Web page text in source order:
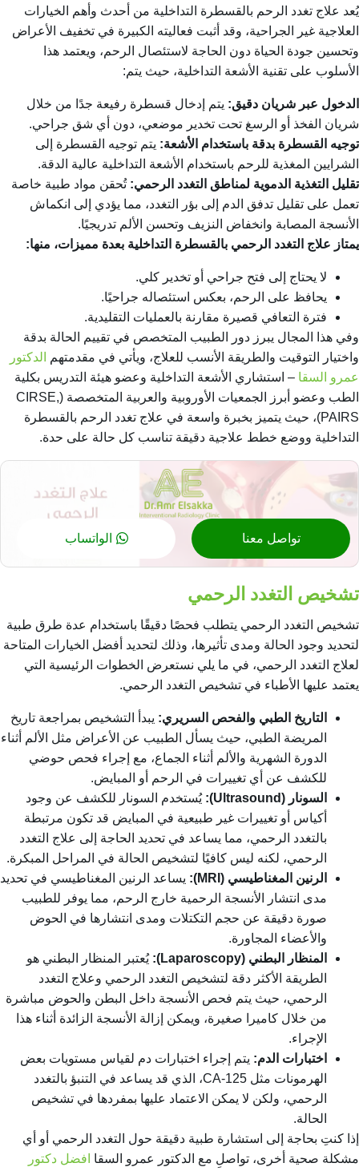
يُعد علاج تغدد الرحم بالقسطرة التداخلية من أحدث وأهم الخيارات
العلاجية غير الجراحية، وقد أثبت فعاليته الكبيرة في تخفيف الأعراض
وتحسين جودة الحياة دون الحاجة لاستئصال الرحم، ويعتمد هذا
الأسلوب على تقنية الأشعة التداخلية، حيث يتم:
الدخول عبر شريان دقيق: يتم إدخال قسطرة رفيعة جدًا من خلال
شريان الفخذ أو الرسغ تحت تخدير موضعي، دون أي شق جراحي.
توجيه القسطرة بدقة باستخدام الأشعة: يتم توجيه القسطرة إلى
الشرايين المغذية للرحم باستخدام الأشعة التداخلية عالية الدقة.
تقليل التغذية الدموية لمناطق التغدد الرحمي: تُحقن مواد طبية خاصة
تعمل على تقليل تدفق الدم إلى بؤر التغدد، مما يؤدي إلى انكماش
الأنسجة المصابة وانخفاض النزيف وتحسن الألم تدريجيًا.
يمتاز علاج التغدد الرحمي بالقسطرة التداخلية بعدة مميزات، منها:
لا يحتاج إلى فتح جراحي أو تخدير كلي.
يحافظ على الرحم، بعكس استئصاله جراحيًا.
فترة التعافي قصيرة مقارنة بالعمليات التقليدية.
وفي هذا المجال يبرز دور الطبيب المتخصص في تقييم الحالة بدقة
واختيار التوقيت والطريقة الأنسب للعلاج، ويأتي في مقدمتهم
الدكتور
عمرو السقا – استشاري الأشعة التداخلية وعضو هيئة التدريس بكلية
الطب وعضو أبرز الجمعيات الأوروبية والعربية المتخصصة (CIRSE,
PAIRS)، حيث يتميز بخبرة واسعة في علاج تغدد الرحم بالقسطرة
التداخلية ووضع خطط علاجية دقيقة تناسب كل حالة على حدة.
تواصل معنا الواتساب
تشخيص التغدد الرحمي
تشخيص التغدد الرحمي يتطلب فحصًا دقيقًا باستخدام عدة طرق طبية
لتحديد وجود الحالة ومدى تأثيرها، وذلك لتحديد أفضل الخيارات المتاحة
لعلاج التغدد الرحمي، في ما يلي نستعرض الخطوات الرئيسية التي
يعتمد عليها الأطباء في تشخيص التغدد الرحمي.
التاريخ الطبي والفحص السريري: يبدأ التشخيص بمراجعة تاريخ
المريضة الطبي، حيث يسأل الطبيب عن الأعراض مثل الألم أثناء
الدورة الشهرية والألم أثناء الجماع، مع إجراء فحص حوضي
للكشف عن أي تغييرات في الرحم أو المبايض.
السونار (Ultrasound):
يُستخدم السونار للكشف عن وجود
أكياس أو تغييرات غير طبيعية في المبايض قد تكون مرتبطة
بالتغدد الرحمي، مما يساعد في تحديد الحاجة إلى علاج التغدد
الرحمي، لكنه ليس كافيًا لتشخيص الحالة في المراحل المبكرة.
الرنين المغناطيسي (MRI):
يساعد الرنين المغناطيسي في تحديد
مدى انتشار الأنسجة الرحمية خارج الرحم، مما يوفر للطبيب
صورة دقيقة عن حجم التكتلات ومدى انتشارها في الحوض
والأعضاء المجاورة.
المنظار البطني (Laparoscopy):
يُعتبر المنظار البطني هو
الطريقة الأكثر دقة لتشخيص التغدد الرحمي وعلاج التغدد
الرحمي، حيث يتم فحص الأنسجة داخل البطن والحوض مباشرة
من خلال كاميرا صغيرة، ويمكن إزالة الأنسجة الزائدة أثناء هذا
الإجراء.
اختبارات الدم: يتم إجراء اختبارات دم لقياس مستويات بعض
الهرمونات مثل CA-125، الذي قد يساعد في التنبؤ بالتغدد
الرحمي، ولكن لا يمكن الاعتماد عليها بمفردها في تشخيص
الحالة.
إذا كنتِ بحاجة إلى استشارة طبية دقيقة حول التغدد الرحمي أو أي
مشكلة صحية أخرى، تواصلِ مع الدكتور عمرو السقا افضل دكتور